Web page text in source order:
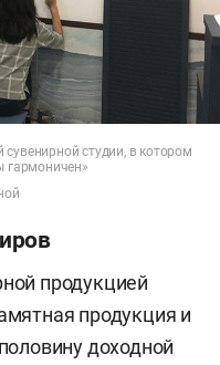
студии, в котором
гармоничен»
продукцией
продукция и
доходной